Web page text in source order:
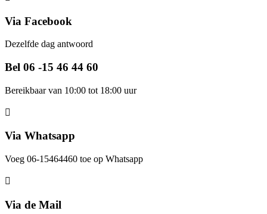
Via Facebook
Dezelfde dag antwoord
Bel 06 -15 46 44 60
Bereikbaar van 10:00 tot 18:00 uur
Via Whatsapp
Voeg 06-15464460 toe op Whatsapp
Via de Mail